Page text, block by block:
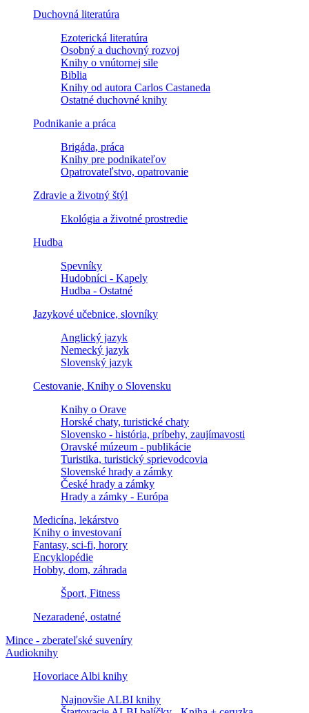
Duchovná literatúra
Ezoterická literatúra
Osobný a duchovný rozvoj
Knihy o vnútornej sile
Biblia
Knihy od autora Carlos Castaneda
Ostatné duchovné knihy
Podnikanie a práca
Brigáda, práca
Knihy pre podnikateľov
Opatrovateľstvo, opatrovanie
Zdravie a životný štýl
Ekológia a životné prostredie
Hudba
Spevníky
Hudobníci - Kapely
Hudba - Ostatné
Jazykové učebnice, slovníky
Anglický jazyk
Nemecký jazyk
Slovenský jazyk
Cestovanie, Knihy o Slovensku
Knihy o Orave
Horské chaty, turistické chaty
Slovensko - história, príbehy, zaujímavosti
Oravské múzeum - publikácie
Turistika, turistický sprievodcovia
Slovenské hrady a zámky
České hrady a zámky
Hrady a zámky - Európa
Medicína, lekárstvo
Knihy o investovaní
Fantasy, sci-fi, horory
Encyklopédie
Hobby, dom, záhrada
Šport, Fitness
Nezaradené, ostatné
Mince - zberateľské suveníry
Audioknihy
Hovoriace Albi knihy
Najnovšie ALBI knihy